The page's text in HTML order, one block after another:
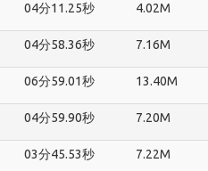
04分11.25秒 4.02M
04分58.36秒 7.16M
06分59.01秒 13.40M
04分59.90秒 7.20M
03分45.53秒 7.22M